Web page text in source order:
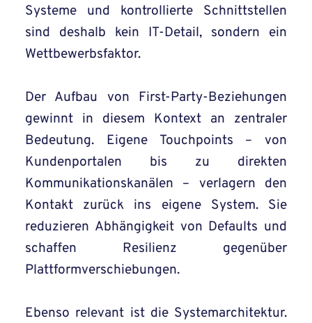
Systeme und kontrollierte Schnittstellen
sind deshalb kein IT-Detail, sondern ein
Wettbewerbsfaktor.
Der Aufbau von First-Party-Beziehungen
gewinnt in diesem Kontext an zentraler
Bedeutung. Eigene Touchpoints – von
Kundenportalen bis zu direkten
Kommunikationskanälen – verlagern den
Kontakt zurück ins eigene System. Sie
reduzieren Abhängigkeit von Defaults und
schaffen Resilienz gegenüber
Plattformverschiebungen.
Ebenso relevant ist die Systemarchitektur.